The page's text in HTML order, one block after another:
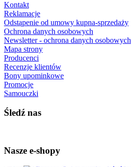
Kontakt
Reklamacje
Odstąpenie od umowy kupna-sprzedaży
Ochrona danych osobowych
Newsletter - ochrona danych osobowych
Mapa strony
Producenci
Recenzje klientów
Bony upominkowe
Promocje
Samouczki
Śledź nas
Nasze e-shopy